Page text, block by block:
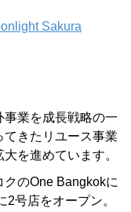
Sakura
事業を成長戦略の一
きたリユース事業
を進めています。
クのOne Bangkokに
号店をオープン。